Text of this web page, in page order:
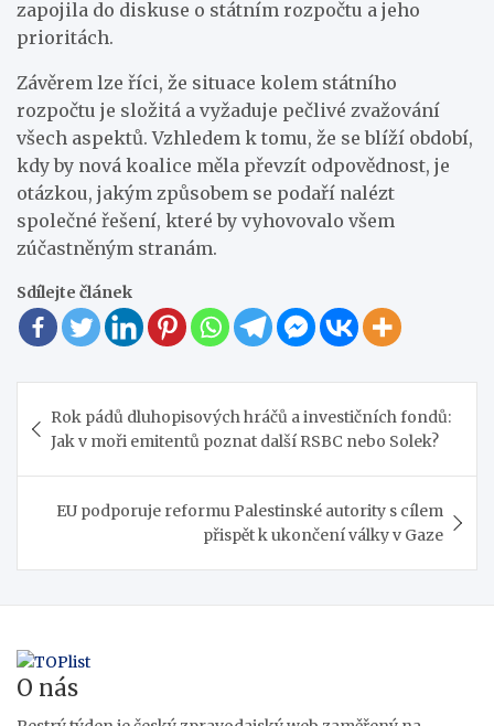
zapojila do diskuse o státním rozpočtu a jeho
prioritách.
Závěrem lze říci, že situace kolem státního
rozpočtu je složitá a vyžaduje pečlivé zvažování
všech aspektů. Vzhledem k tomu, že se blíží období,
kdy by nová koalice měla převzít odpovědnost, je
otázkou, jakým způsobem se podaří nalézt
společné řešení, které by vyhovovalo všem
zúčastněným stranám.
Sdílejte článek
pro
příspěvek
Rok pádů dluhopisových hráčů a investičních fondů:
Jak v moři emitentů poznat další RSBC nebo Solek?
EU podporuje reformu Palestinské autority s cílem
přispět k ukončení války v Gaze
O nás